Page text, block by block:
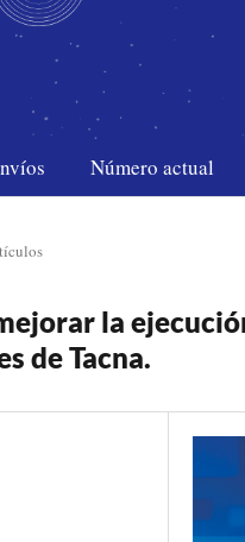
Número actual
la
de Tacna.